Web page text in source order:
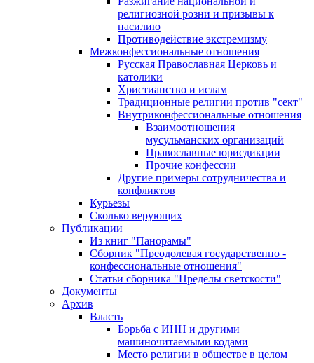
религиозной розни и призывы к
насилию
Противодействие экстремизму
Межконфессиональные отношения
Русская Православная Церковь и
католики
Христианство и ислам
Традиционные религии против "сект"
Внутриконфессиональные отношения
Взаимоотношения
мусульманских организаций
Православные юрисдикции
Прочие конфессии
Другие примеры сотрудничества и
конфликтов
Курьезы
Сколько верующих
Публикации
Из книг "Панорамы"
Сборник "Преодолевая государственно -
конфессиональные отношения"
Статьи сборника "Пределы светскости"
Документы
Архив
Власть
Борьба с ИНН и другими
машиночитаемыми кодами
Место религии в обществе в целом